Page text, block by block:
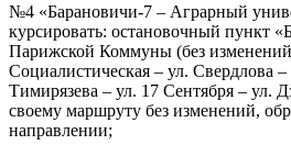
№4 «Барановичи-7 – Аграрный
курсировать: остановочный пункт
Парижской Коммуны (без
Социалистическая – ул. Свердлова –
Тимирязева – ул. 17 Сентября – ул.
своему маршруту без изменений,
направлении;